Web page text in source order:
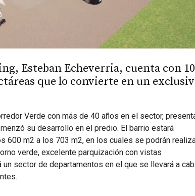
Esteban Echeverria, cuenta con
que lo convierte en un
Verde con más de 40 años en el sector,
su desarrollo en el predio. El barrio estará
600 m2 a los 703 m2, en los cuales se podrán
verde, excelente parquización con vistas
sector de departamentos en el que se llevará a